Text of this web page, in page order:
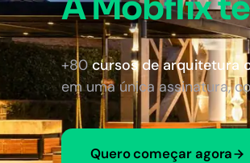
+80cursos de arquitetura
em uma única assinatura,
Quero começar agora